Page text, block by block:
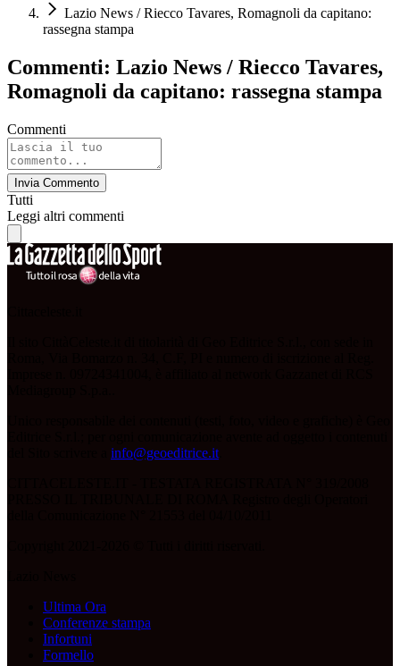
Lazio News / Riecco Tavares, Romagnoli da capitano:
rassegna stampa
Commenti: Lazio News / Riecco Tavares,
Romagnoli da capitano: rassegna stampa
Commenti
Invia Commento
Tutti
Leggi altri commenti
info@geoeditrice.it
Ultima Ora
Conferenze stampa
Infortuni
Formello